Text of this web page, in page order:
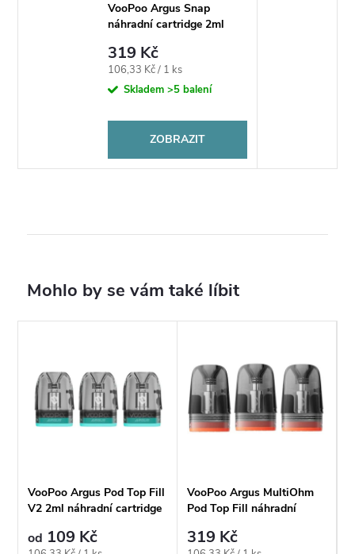
VooPoo Argus Snap
náhradní cartridge 2ml
319 Kč
Měrná
cena:
106,33 Kč / 1 ks
Skladem >5 balení
ZOBRAZIT
VooPoo Argus Pod Top Fill
V2 2ml náhradní cartridge
od 109 Kč
VooPoo Argus MultiOhm
Pod Top Fill náhradní
319 Kč